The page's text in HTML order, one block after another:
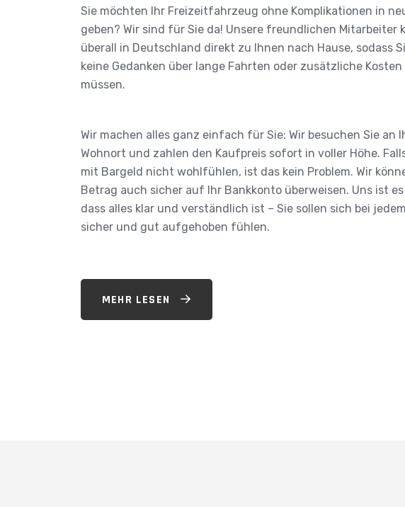
Sie möchten Ihr Freizeitfahrzeug ohne Komplikationen in
geben? Wir sind für Sie da! Unsere freundlichen Mitarbeiter
überall in Deutschland direkt zu Ihnen nach Hause, sodass
keine Gedanken über lange Fahrten oder zusätzliche Kosten
müssen.
Wir machen alles ganz einfach für Sie: Wir besuchen Sie an
Wohnort und zahlen den Kaufpreis sofort in voller Höhe.
mit Bargeld nicht wohlfühlen, ist das kein Problem. Wir
Betrag auch sicher auf Ihr Bankkonto überweisen. Uns ist
dass alles klar und verständlich ist – Sie sollen sich bei
sicher und gut aufgehoben fühlen.
MEHR LESEN